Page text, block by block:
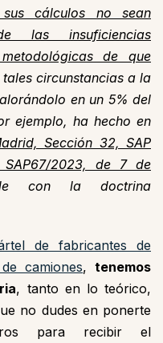
cálculos no sean
las insuficiencias
de que
tales circunstancias a la
en un 5% del
ejemplo, ha hecho en
Sección 32, SAP
2023, de 7 de
con la doctrina
de fabricantes de
camiones,tenemos
, tanto en lo teórico,
no dudes en ponerte
para recibir el